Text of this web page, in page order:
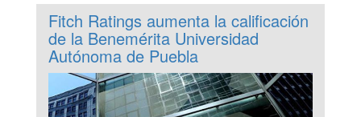
Fitch Ratings aumenta la calificación
de la Benemérita Universidad
Autónoma de Puebla